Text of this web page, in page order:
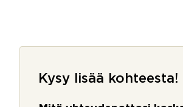
Kysy lisää kohteesta!